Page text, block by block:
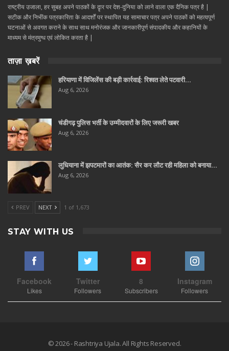
राष्ट्रीय उजाला, हर सुबह अपने पाठकों के दॄार पर देश-दुनिया को लाने वाला एक दैनिक पत्र है |
सटीक और निभींक पत्रकारिता के आदर्शों पर स्थापित यह सामाचार पत्र अपने पाठकों को महत्वपूर्ण
घटनाओं से अवगत कराने के साथ साथ मनोरंजक और जानकारीपूर्ण संपादकीय और कहानियों के
माध्यम से मंत्रमुग्ध एवं लोकित करता है |
ताज़ा ख़बरें
हरियाणा में विजिलेंस की बड़ी कार्रवाई: रिश्वत लेते पटवारी…
Aug 6, 2026
चंडीगढ़ पुलिस भर्ती के उम्मीदवारों के लिए जरूरी खबर
Aug 6, 2026
लुधियाना में झपटमारों का आतंक: सैर कर लौट रही महिला को बनाया…
Aug 6, 2026
PREV NEXT 1 of 1,673
STAY WITH US
Facebook
Likes
Twitter
Followers
8
Subscribers
Instagram
Followers
© 2026 - Rashtriya Ujala. All Rights Reserved.